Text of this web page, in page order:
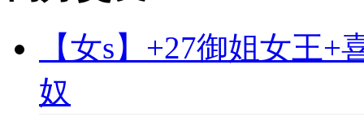
【女s】+27御姐女王
奴